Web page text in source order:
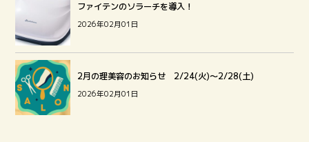
ファイテンのソラーチを導入！
2026年02月01日
2月の理美容のお知らせ 2/24(火)～2/28(土)
2026年02月01日